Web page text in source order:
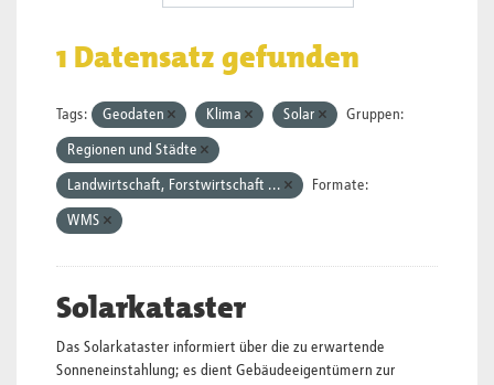
1 Datensatz gefunden
Tags: Geodaten Klima Solar Gruppen:
Regionen und Städte
Landwirtschaft, Forstwirtschaft ... Formate:
WMS
Solarkataster
Das Solarkataster informiert über die zu erwartende
Sonneneinstahlung; es dient Gebäudeeigentümern zur